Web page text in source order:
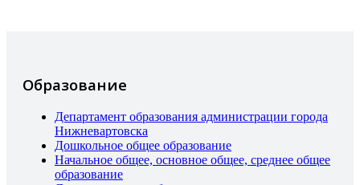
Образование
Департамент образования администрации города
Нижневартовска
Дошкольное общее образование
Начальное общее, основное общее, среднее общее
образование